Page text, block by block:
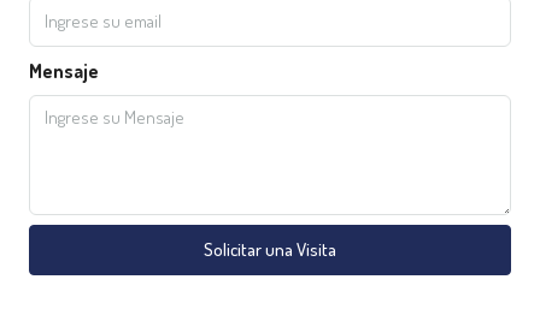
Mensaje
Solicitar una Visita